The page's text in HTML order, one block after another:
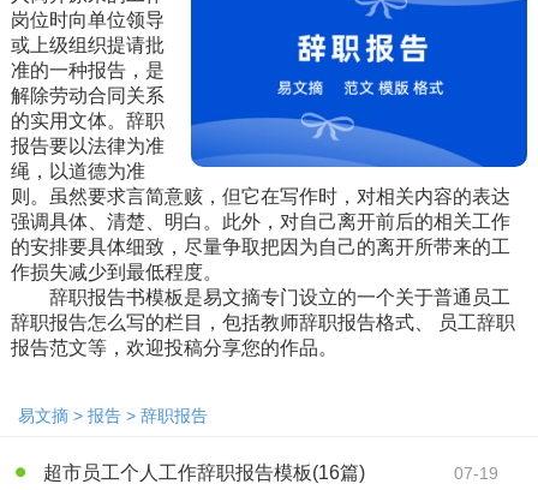
岗位时向单位领导
或上级组织提请批
准的一种报告，是
解除劳动合同关系
的实用文体。辞职
报告要以法律为准
绳，以道德为准
则。虽然要求言简意赅，但它在写作时，对相关内容的表达
强调具体、清楚、明白。此外，对自己离开前后的相关工作
的安排要具体细致，尽量争取把因为自己的离开所带来的工
作损失减少到最低程度。
辞职报告书模板是易文摘专门设立的一个关于普通员工
辞职报告怎么写的栏目，包括教师辞职报告格式、 员工辞职
报告范文等，欢迎投稿分享您的作品。
易文摘 > 报告 > 辞职报告
超市员工个人工作辞职报告模板(16篇) 07-19